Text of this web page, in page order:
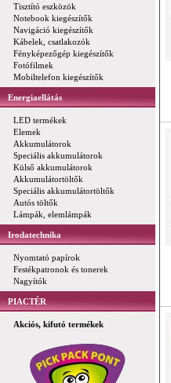
Tisztító eszközök
Notebook kiegészítők
Navigáció kiegészítők
Kábelek, csatlakozók
Fényképezőgép kiegészítők
Fotófilmek
Mobiltelefon kiegészítők
Energiaellátás
LED termékek
Elemek
Akkumulátorok
Speciális akkumulátorok
Külső akkumulátorok
Akkumulátortöltők
Speciális akkumulátortöltők
Autós töltők
Lámpák, elemlámpák
Irodatechnika
Nyomtató papírok
Festékpatronok és tonerek
Nagyítók
PIACTÉR
Akciós, kifutó termékek